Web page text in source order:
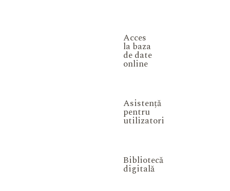
Acces
la baza
de date
online
Asistență
pentru
utilizatori
Bibliotecă
digitală